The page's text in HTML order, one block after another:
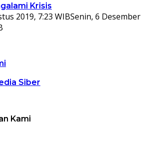
Krisis
2019, 7:23 WIBSenin, 6 Desember
Siber
Kami